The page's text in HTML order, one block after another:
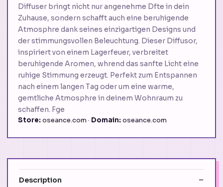
Diffuser bringt nicht nur angenehme Dfte in dein
Zuhause, sondern schafft auch eine beruhigende
Atmosphre dank seines einzigartigen Designs und
der stimmungsvollen Beleuchtung. Dieser Diffusor,
inspiriert von einem Lagerfeuer, verbreitet
beruhigende Aromen, whrend das sanfte Licht eine
ruhige Stimmung erzeugt. Perfekt zum Entspannen
nach einem langen Tag oder um eine warme,
gemtliche Atmosphre in deinem Wohnraum zu
schaffen. Fge
Store: oseance.com · Domain: oseance.com
Description